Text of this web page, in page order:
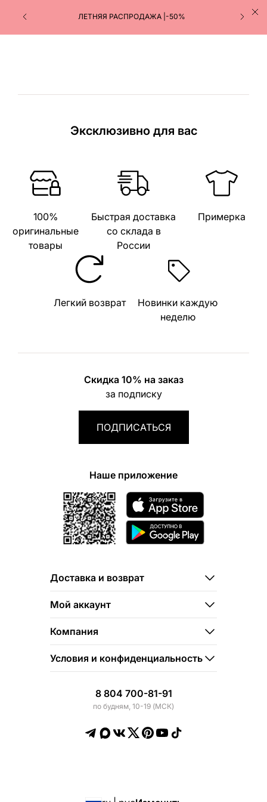
ЛЕТНЯЯ РАСПРОДАЖА |-50%
Эксклюзивно для вас
100%
оригинальные
товары
Быстрая доставка
со склада в
России
Примерка
Легкий возврат
Новинки каждую
неделю
Скидка 10% на заказ
за подписку
ПОДПИСАТЬСЯ
Наше приложение
Доставка и возврат
Мой аккаунт
Компания
Условия и конфиденциальность
8 804 700-81-91
по будням, 10-19 (МСК)